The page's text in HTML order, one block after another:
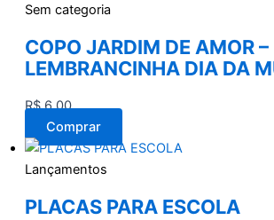
Sem categoria
COPO JARDIM DE AMOR –
LEMBRANCINHA DIA DA
R$6,00
Comprar
Lançamentos
PLACAS PARA ESCOLA